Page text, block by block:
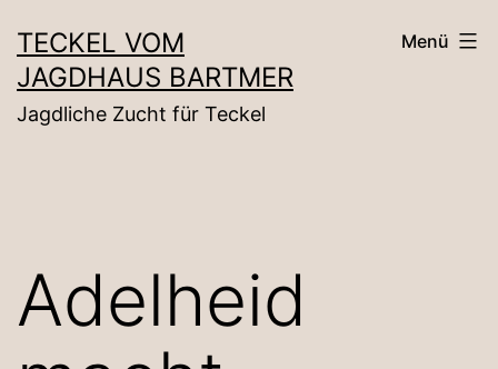
Inhalt
springen
TECKEL VOM
JAGDHAUS BARTMER
Jagdliche Zucht für Teckel
Menü
Adelheid